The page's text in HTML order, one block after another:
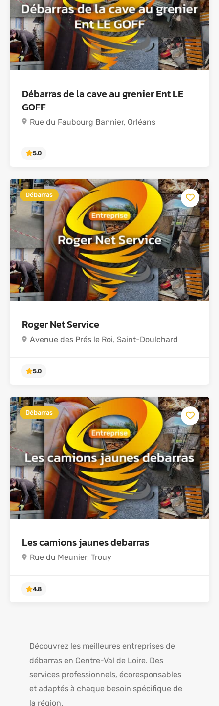
5.0
Débarras de la cave au grenier Ent LE
GOFF
Rue du Faubourg Bannier, Orléans
5.0
Débarras
Roger Net Service
Avenue des Prés le Roi, Saint-Doulchard
5.0
Débarras
Les camions jaunes debarras
Rue du Meunier, Trouy
Découvrez les meilleures entreprises de
débarras en Centre-Val de Loire. Des
services professionnels, écoresponsables
et adaptés à chaque besoin spécifique de
la région.